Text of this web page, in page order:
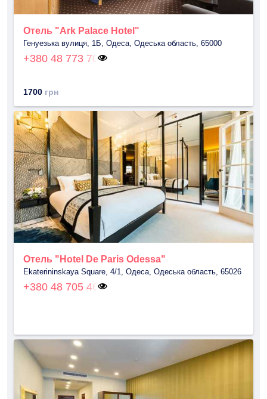
Отель "Ark Palace Hotel"
Генуезька вулиця, 1Б, Одеса, Одеська область, 65000
+380 48 773 70
1700 грн
Отель "Hotel De Paris Odessa"
Ekaterininskaya Square, 4/1, Одеса, Одеська область, 65026
+380 48 705 46